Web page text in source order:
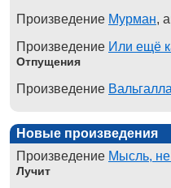
Произведение Мурман,
Произведение Или ещё
Отпущения
Произведение Вальгалла
Новые произведения
Произведение Мысль, не
Лучит